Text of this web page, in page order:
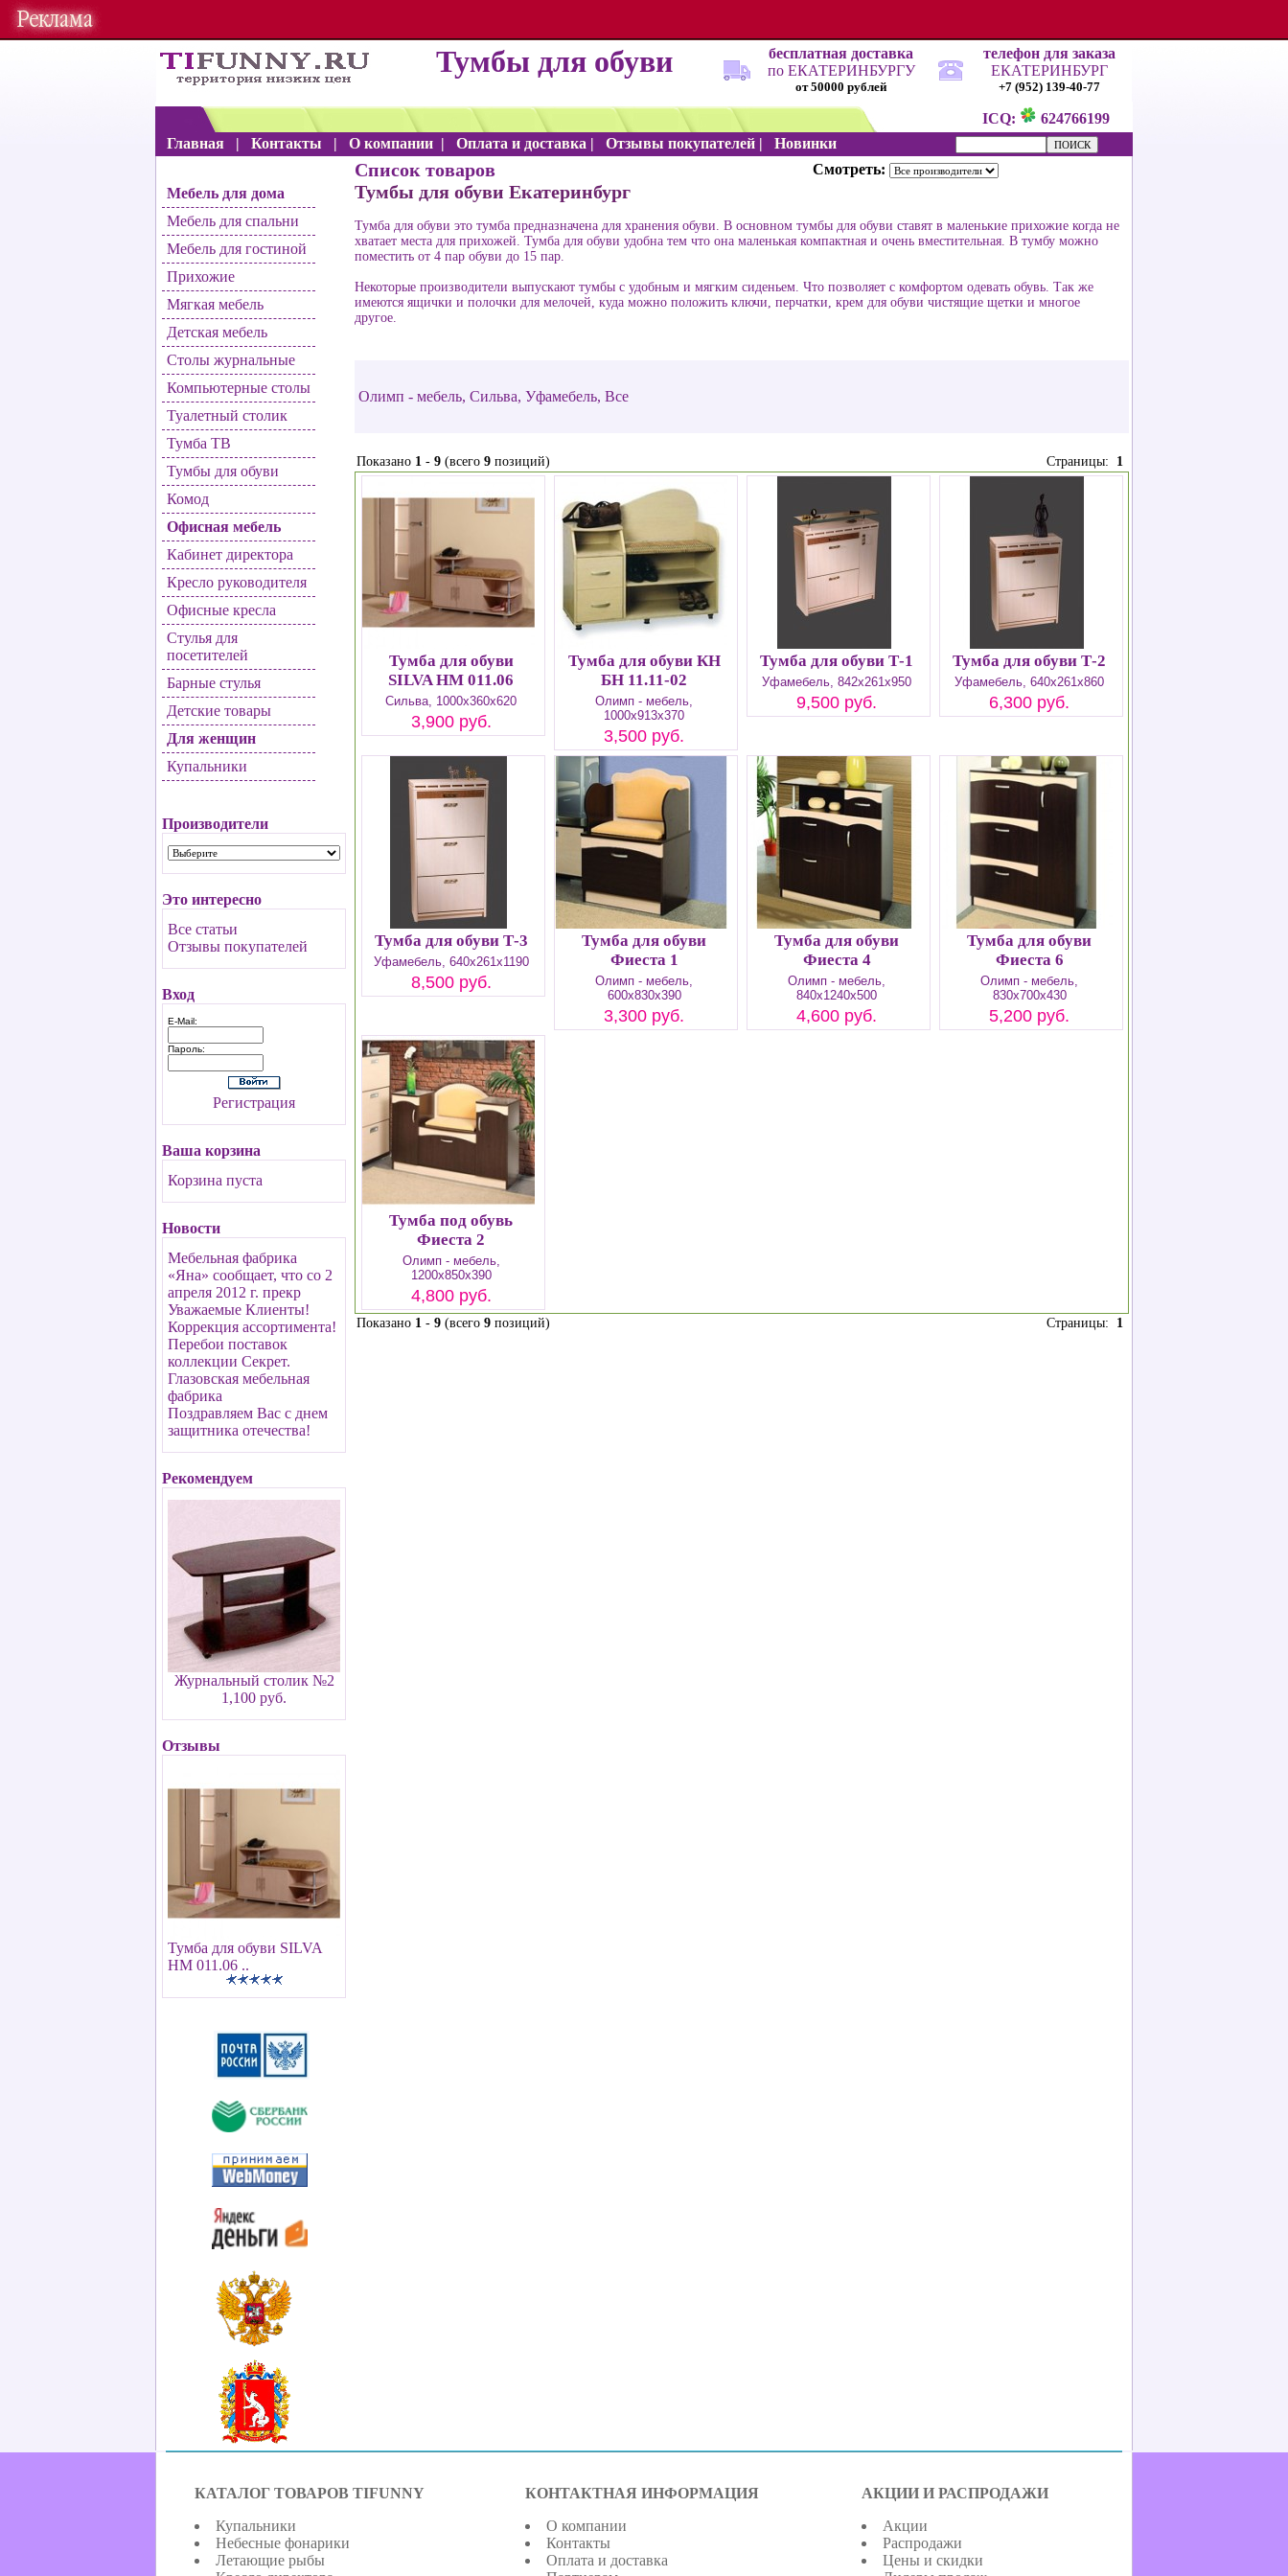
Тумбы для обуви
бесплатная доставка
по ЕКАТЕРИНБУРГУ
от 50000 рублей
телефон для заказа
ЕКАТЕРИНБУРГ
+7 (952) 139-40-77
ICQ:
624766199
Главная
| Контакты | О компании | Оплата и доставка | Отзывы покупателей | Новинки
Мебель для дома
Мебель для спальни
Мебель для гостиной
Прихожие
Мягкая мебель
Детская мебель
Столы журнальные
Компьютерные столы
Туалетный столик
Тумба ТВ
Тумбы для обуви
Комод
Офисная мебель
Кабинет директора
Кресло руководителя
Офисные кресла
Стулья для
посетителей
Барные стулья
Детские товары
Для женщин
Купальники
Производители
Это интересно
Все статьи
Отзывы покупателей
Вход
E-Mail:
Пароль:
Регистрация
Ваша корзина
Корзина пуста
Новости
Мебельная фабрика
«Яна» сообщает, что со 2
апреля 2012 г. прекр
Уважаемые Клиенты!
Коррекция ассортимента!
Перебои поставок
коллекции Секрет.
Глазовская мебельная
фабрика
Поздравляем Вас с днем
защитника отечества!
Рекомендуем
Журнальный столик №2
1,100 руб.
Отзывы
Тумба для обуви SILVA
НМ 011.06 ..
Список товаров Смотреть:
Тумбы для обуви Екатеринбург
Тумба для обуви это тумба предназначена для хранения обуви. В основном тумбы для обуви ставят в маленькие прихожие когда не
хватает места для прихожей. Тумба для обуви удобна тем что она маленькая компактная и очень вместительная. В тумбу можно
поместить от 4 пар обуви до 15 пар.
Некоторые производители выпускают тумбы с удобным и мягким сиденьем. Что позволяет с комфортом одевать обувь. Так же
имеются ящички и полочки для мелочей, куда можно положить ключи, перчатки, крем для обуви чистящие щетки и многое
другое.
Олимп - мебель, Сильва, Уфамебель, Все
Показано 1 - 9 (всего 9 позиций) Страницы: 1
Тумба для обуви
SILVA НМ 011.06
Сильва, 1000х360х620
3,900 руб.
Тумба для обуви КН
БН 11.11-02
Олимп - мебель,
1000х913х370
3,500 руб.
Тумба для обуви Т-1
Уфамебель, 842х261х950
9,500 руб.
Тумба для обуви Т-2
Уфамебель, 640х261х860
6,300 руб.
Тумба для обуви Т-3
Уфамебель, 640х261х1190
8,500 руб.
Тумба для обуви
Фиеста 1
Олимп - мебель,
600х830х390
3,300 руб.
Тумба для обуви
Фиеста 4
Олимп - мебель,
840х1240х500
4,600 руб.
Тумба для обуви
Фиеста 6
Олимп - мебель,
830х700х430
5,200 руб.
Тумба под обувь
Фиеста 2
Олимп - мебель,
1200х850х390
4,800 руб.
Показано 1 - 9 (всего 9 позиций) Страницы: 1
КАТАЛОГ ТОВАРОВ TIFUNNY
Купальники
Небесные фонарики
Летающие рыбы
КОНТАКТНАЯ ИНФОРМАЦИЯ
О компании
Контакты
Оплата и доставка
АКЦИИ И РАСПРОДАЖИ
Акции
Распродажи
Цены и скидки